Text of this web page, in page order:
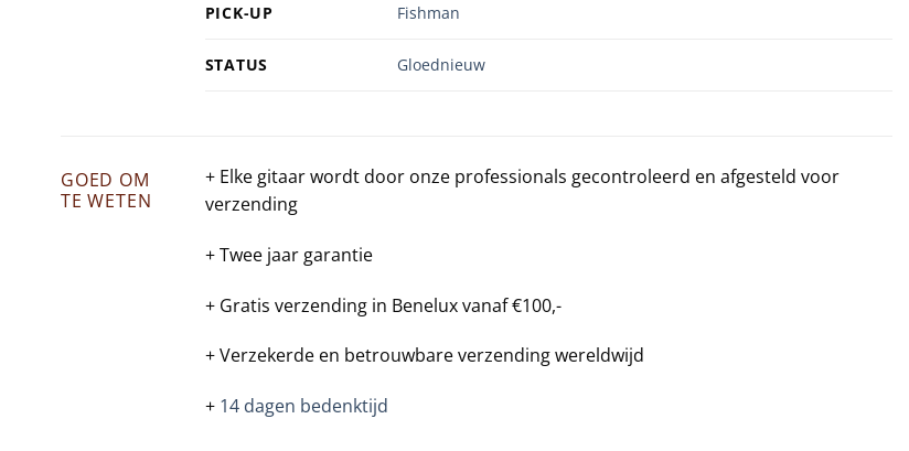
PICK-UP Fishman
STATUS Gloednieuw
GOED OM
TE WETEN
+ Elke gitaar wordt door onze professionals gecontroleerd en afgesteld voor
verzending
+ Twee jaar garantie
+ Gratis verzending in Benelux vanaf €100,-
+ Verzekerde en betrouwbare verzending wereldwijd
+ 14 dagen bedenktijd